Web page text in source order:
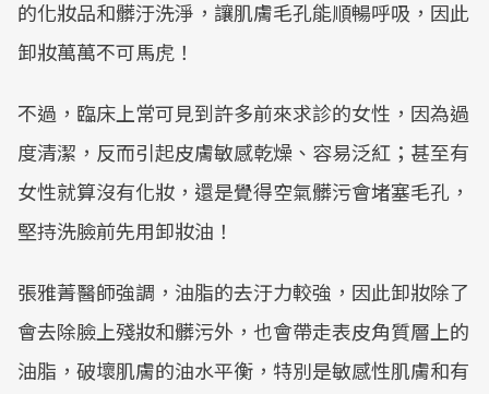
的化妝品和髒汙洗淨，讓肌膚毛孔能順暢呼吸，因此
卸妝萬萬不可馬虎！
不過，臨床上常可見到許多前來求診的女性，因為過
度清潔，反而引起皮膚敏感乾燥、容易泛紅；甚至有
女性就算沒有化妝，還是覺得空氣髒污會堵塞毛孔，
堅持洗臉前先用卸妝油！
張雅菁醫師強調，油脂的去汙力較強，因此卸妝除了
會去除臉上殘妝和髒污外，也會帶走表皮角質層上的
油脂，破壞肌膚的油水平衡，特別是敏感性肌膚和有